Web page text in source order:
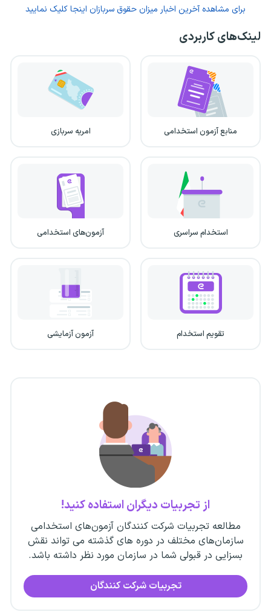
برای مشاهده آخرین اخبار میزان حقوق سربازان اینجا کلیک نمایید
لینک‌های کاربردی
منابع آزمون استخدامی امریه سربازی
استخدام سراسری آزمون‌های استخدامی
تقویم استخدام آزمون آزمایشی
از تجربیات دیگران استفاده کنید!
مطالعه تجربیات شرکت کنندگان آزمون‌های استخدامی
سازمان‌های مختلف در دوره های گذشته می تواند نقش
بسزایی در قبولی شما در سازمان مورد نظر داشته باشد.
تجربیات شرکت کنندگان